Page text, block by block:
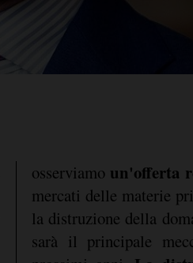
osserviamo un'offerta
mercati delle materie
la distruzione della
sarà il principale